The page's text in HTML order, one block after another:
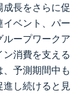
長をさらに促
ベント、パー
ループワークア
消費を支える
予測期間中も
し続けると見